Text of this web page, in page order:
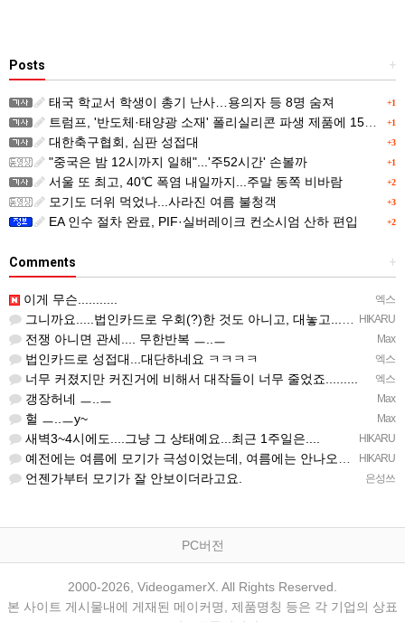
+
Posts
+1
태국 학교서 학생이 총기 난사…용의자 등 8명 숨져
+1
트럼프, '반도체·태양광 소재' 폴리실리콘 파생 제품에 15% 관세...한국 기업도 영향
+3
대한축구협회, 심판 성접대
+1
"중국은 밤 12시까지 일해"...'주52시간' 손볼까
+2
서울 또 최고, 40℃ 폭염 내일까지...주말 동쪽 비바람
+3
모기도 더위 먹었나...사라진 여름 불청객
+2
EA 인수 절차 완료, PIF·실버레이크 컨소시엄 산하 편입
+
Comments
엑스
이게 무슨...........
HIKARU
그니까요.....법인카드로 우회(?)한 것도 아니고, 대놓고...ㅋ ㅋ)
Max
전쟁 아니면 관세.... 무한반복 ㅡ..ㅡ
엑스
법인카드로 성접대...대단하네요 ㅋㅋㅋㅋ
엑스
너무 커졌지만 커진거에 비해서 대작들이 너무 줄었죠.........
Max
갱장허네 ㅡ..ㅡ
Max
헐 ㅡ..ㅡy~
HIKARU
새벽3~4시에도....그냥 그 상태예요...최근 1주일은....
HIKARU
예전에는 여름에 모기가 극성이었는데, 여름에는 안나오는 것 같은.....ㅎ ㅎ)
은성쓰
언젠가부터 모기가 잘 안보이더라고요.
PC버전
2000-2026, VideogamerX. All Rights Reserved.
본 사이트 게시물내에 게재된 메이커명, 제품명칭 등은 각 기업의 상표